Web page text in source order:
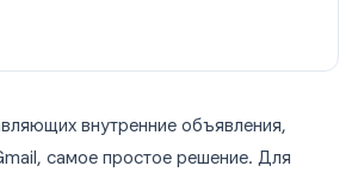
внутренние объявления,
самое простое решение. Для